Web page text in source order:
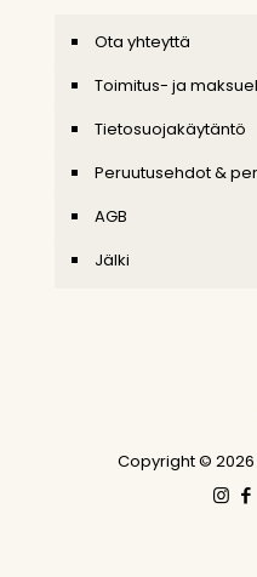
Ota yhteyttä
Toimitus- ja
Tietosuojakäytäntö
Peruutusehdot &
AGB
Jälki
Copyright © 2026